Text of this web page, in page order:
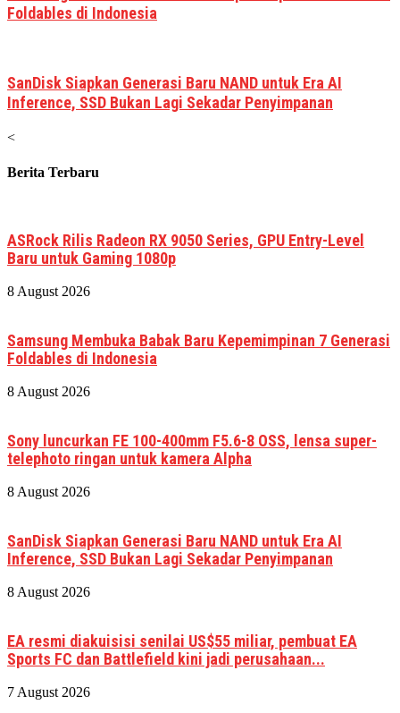
Foldables di Indonesia
SanDisk Siapkan Generasi Baru NAND untuk Era AI
Inference, SSD Bukan Lagi Sekadar Penyimpanan
<
Berita Terbaru
ASRock Rilis Radeon RX 9050 Series, GPU Entry-Level
Baru untuk Gaming 1080p
8 August 2026
Samsung Membuka Babak Baru Kepemimpinan 7 Generasi
Foldables di Indonesia
8 August 2026
Sony luncurkan FE 100-400mm F5.6-8 OSS, lensa super-
telephoto ringan untuk kamera Alpha
8 August 2026
SanDisk Siapkan Generasi Baru NAND untuk Era AI
Inference, SSD Bukan Lagi Sekadar Penyimpanan
8 August 2026
EA resmi diakuisisi senilai US$55 miliar, pembuat EA
Sports FC dan Battlefield kini jadi perusahaan...
7 August 2026